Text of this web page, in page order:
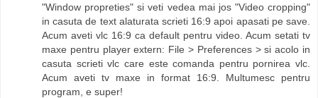
"Window propreties" si veti vedea mai jos "Video cropping"
in casuta de text alaturata scrieti 16:9 apoi apasati pe save.
Acum aveti vlc 16:9 ca default pentru video. Acum setati tv
maxe pentru player extern: File > Preferences > si acolo in
casuta scrieti vlc care este comanda pentru pornirea vlc.
Acum aveti tv maxe in format 16:9. Multumesc pentru
program, e super!